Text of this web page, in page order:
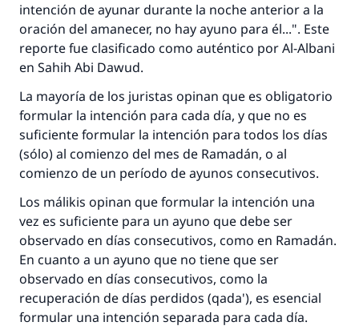
intención de ayunar durante la noche anterior a la
oración del amanecer, no hay ayuno para él...". Este
reporte fue clasificado como auténtico por Al-Albani
en Sahih Abi Dawud.
La mayoría de los juristas opinan que es obligatorio
formular la intención para cada día, y que no es
suficiente formular la intención para todos los días
(sólo) al comienzo del mes de Ramadán, o al
comienzo de un período de ayunos consecutivos.
Los málikis opinan que formular la intención una
vez es suficiente para un ayuno que debe ser
observado en días consecutivos, como en Ramadán.
En cuanto a un ayuno que no tiene que ser
observado en días consecutivos, como la
recuperación de días perdidos (qada'), es esencial
formular una intención separada para cada día.